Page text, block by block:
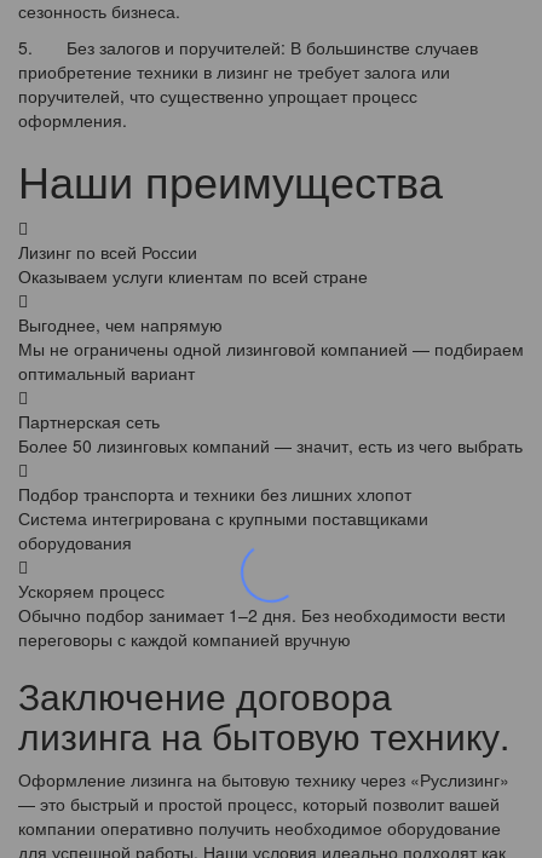
сезонность бизнеса.
5. Без залогов и поручителей: В большинстве случаев
приобретение техники в лизинг не требует залога или
поручителей, что существенно упрощает процесс
оформления.
Наши преимущества
Лизинг по всей России
Оказываем услуги клиентам по всей стране
Выгоднее, чем напрямую
Мы не ограничены одной лизинговой компанией — подбираем
оптимальный вариант
Партнерская сеть
Более 50 лизинговых компаний — значит, есть из чего выбрать
Подбор транспорта и техники без лишних хлопот
Система интегрирована с крупными поставщиками
оборудования
Ускоряем процесс
Обычно подбор занимает 1–2 дня. Без необходимости вести
переговоры с каждой компанией вручную
Заключение договора
лизинга на бытовую технику.
Оформление лизинга на бытовую технику через «Руслизинг»
— это быстрый и простой процесс, который позволит вашей
компании оперативно получить необходимое оборудование
для успешной работы. Наши условия идеально подходят как